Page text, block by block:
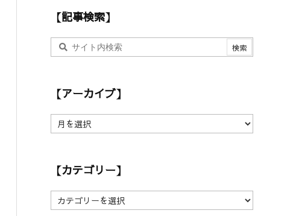
【記事検索】
【アーカイブ】
ア
イ
】
【カテゴリー】
【
カ